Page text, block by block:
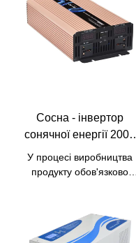
Сосна - інвертор
сонячної енергії 2000
Вт з 12 В постійного
струму на 220 В
У процесі виробництва
продукту обов'язково
Сфера застосування
продукту була значно